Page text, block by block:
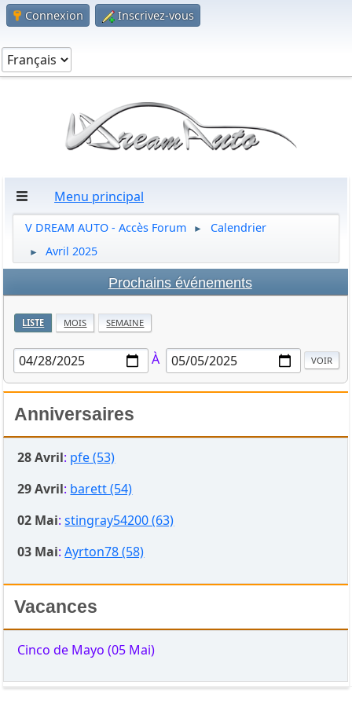
Connexion Inscrivez-vous
Menu principal
V DREAM AUTO - Accès Forum ► Calendrier
► Avril 2025
Prochains événements
LISTE MOIS SEMAINE
À
Anniversaires
28 Avril: pfe (53)
29 Avril: barett (54)
02 Mai:stingray54200 (63)
03 Mai:Ayrton78 (58)
Vacances
Cinco de Mayo (05 Mai)